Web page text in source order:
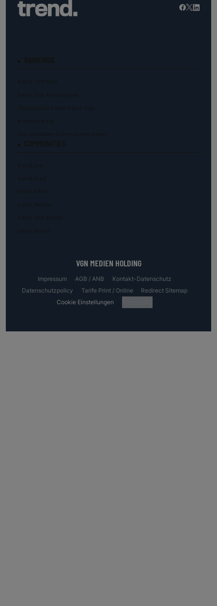
VGN MEDIEN HOLDING
Impressum AGB / ANB
Kontakt-Datenschutz
Datenschutzpolicy
Tarife Print / Online
Redirect Sitemap
Cookie Einstellungen